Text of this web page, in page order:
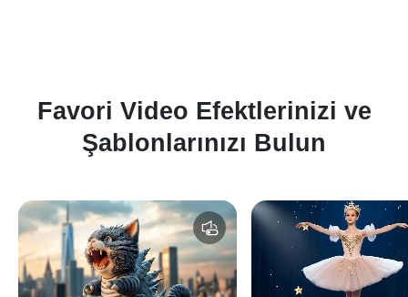
Favori Video Efektlerinizi ve
Şablonlarınızı Bulun